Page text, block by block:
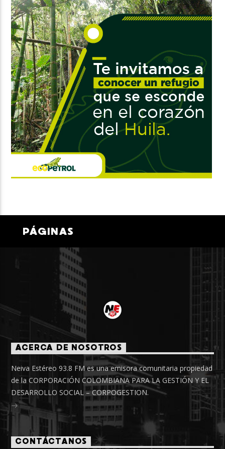
PÁGINAS
ACERCA DE NOSOTROS
Neiva Estéreo 93.8 FM es una emisora comunitaria propiedad
de la CORPORACIÓN COLOMBIANA PARA LA GESTIÓN Y EL
DESARROLLO SOCIAL – CORPOGESTION.
CONTÁCTANOS